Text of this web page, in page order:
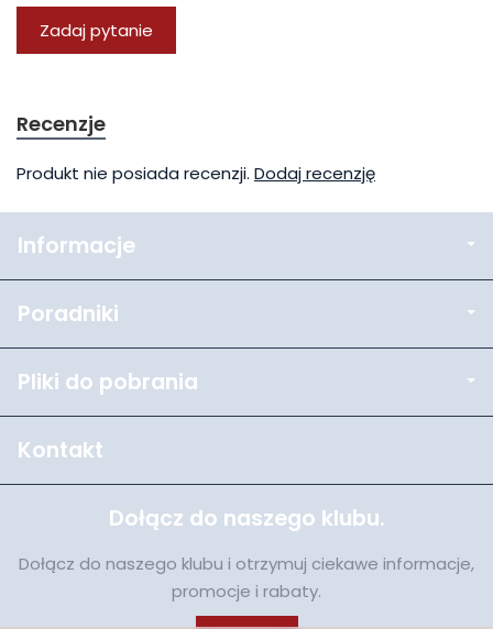
Zadaj pytanie
Recenzje
Produkt nie posiada recenzji. Dodaj recenzję
Informacje
Poradniki
Pliki do pobrania
Kontakt
Dołącz do naszego klubu.
Dołącz do naszego klubu i otrzymuj ciekawe informacje,
promocje i rabaty.